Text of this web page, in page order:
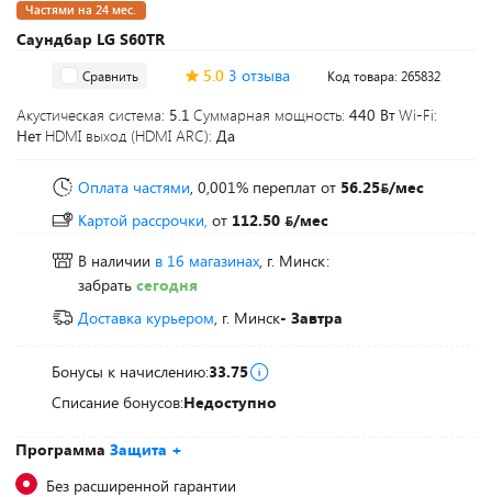
Саундбар LG S60TR
Частями на 24 мес.
Программа Защита +
Без расширенной гарантии
Сравнить 5.0 3 отзыва Код товара: 265832
Акустическая система: 5.1 Суммарная мощность: 440 ВтWi-Fi:
Нет HDMI выход (HDMI ARC): Да
Оплата частями, 0,001% переплат от 56.25 /мес
Картой рассрочки, от 112.50
/мес
В наличии в 16 магазинах, г. Минск:
забрать сегодня
Доставка курьером, г. Минск- Завтра
Бонусы к начислению:33.75
Списание бонусов:Недоступно